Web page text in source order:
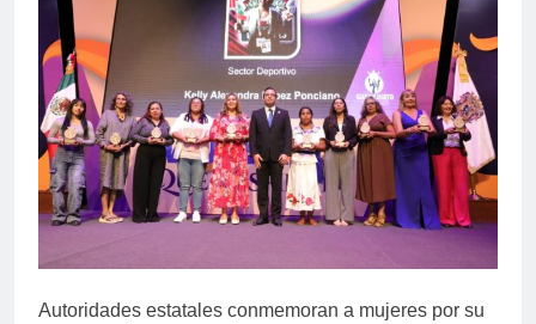
Autoridades estatales conmemoran a mujeres por su